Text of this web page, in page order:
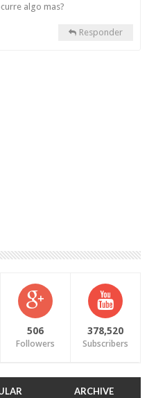
algo mas?
Responder
506
Followers
378,520
Subscribers
ARCHIVE